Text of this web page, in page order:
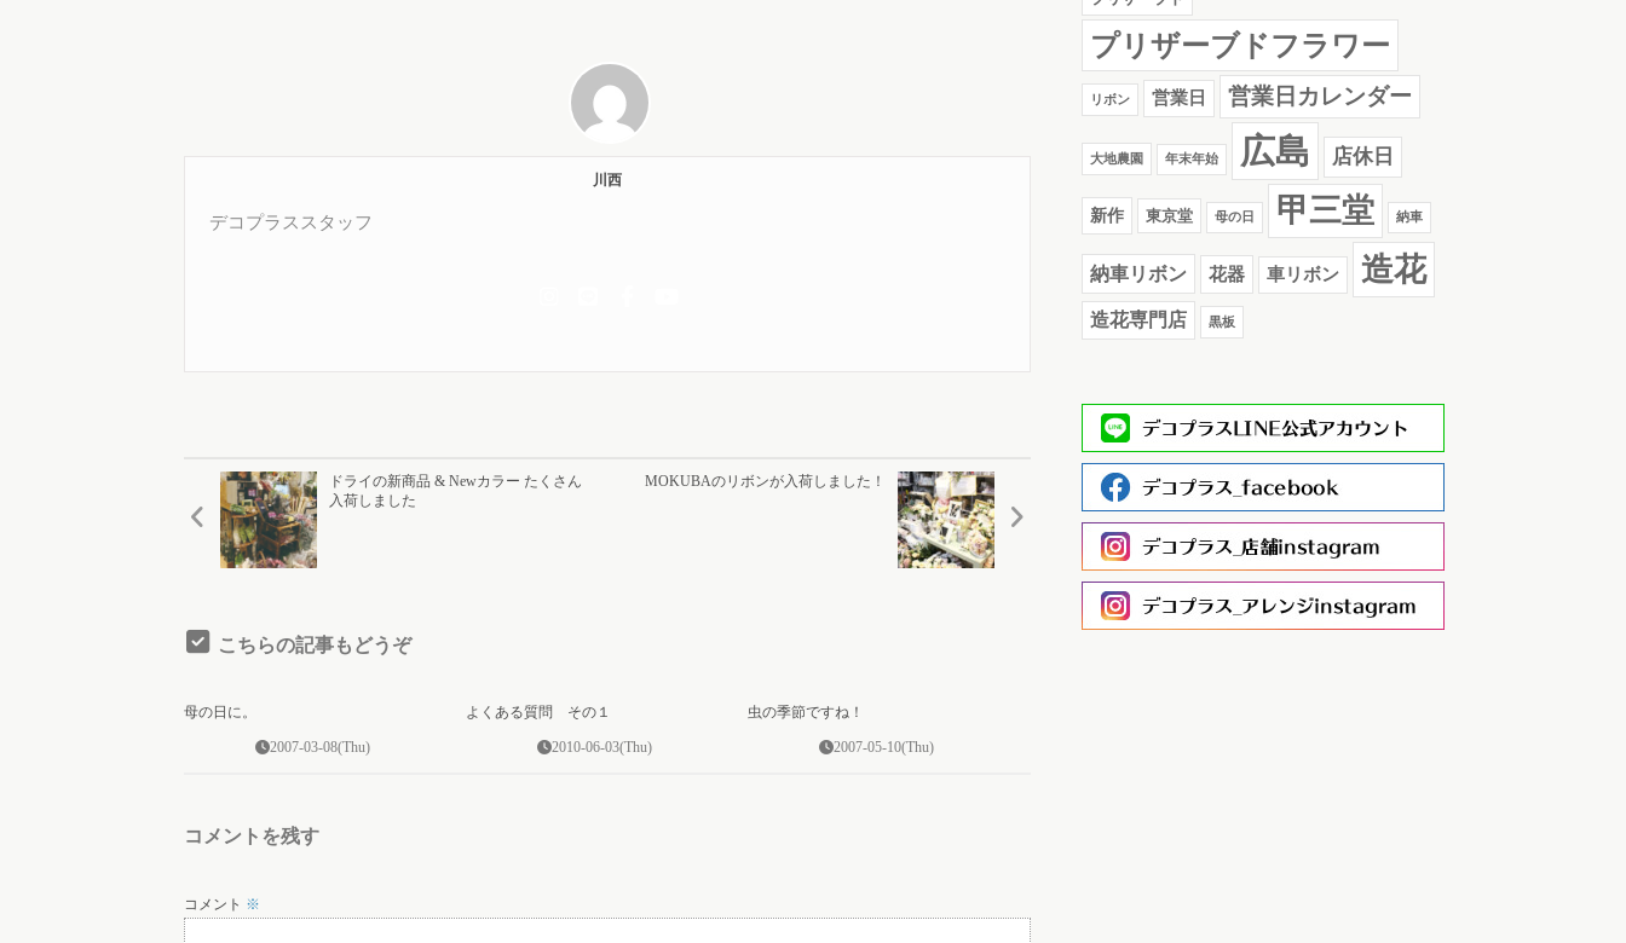
川西
デコプラススタッフ
ドライの新商品 & Newカラー たくさん
入荷しました
MOKUBAのリボンが入荷しました！
こちらの記事もどうぞ
母の日に。
2007-03-08(Thu)
よくある質問 その１
2010-06-03(Thu)
虫の季節ですね！
2007-05-10(Thu)
コメントを残す
コメント ※
プリザーブドフラワー
リボン 営業日 営業日カレンダー
大地農園 年末年始 広島 店休日
新作 東京堂 母の日 甲三堂 納車
納車リボン 花器 車リボン 造花
造花専門店 黒板